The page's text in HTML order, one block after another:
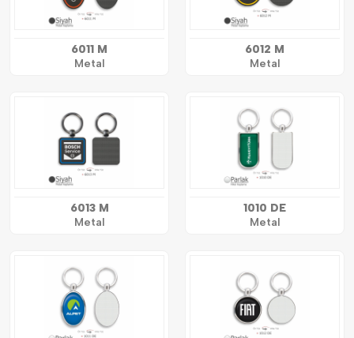
6011 M
Metal
6012 M
Metal
6013 M
Metal
1010 DE
Metal